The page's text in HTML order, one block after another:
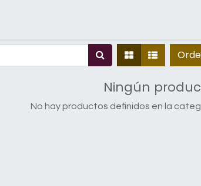
Ningún
No hay productos definidos en la